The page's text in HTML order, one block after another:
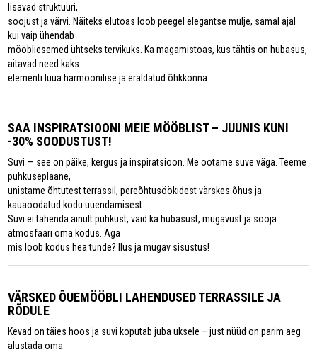
lisavad struktuuri,
soojust ja värvi. Näiteks elutoas loob peegel elegantse mulje, samal ajal
kui vaip ühendab
mööbliesemed ühtseks tervikuks. Ka magamistoas, kus tähtis on hubasus,
aitavad need kaks
elementi luua harmoonilise ja eraldatud õhkkonna.
SAA INSPIRATSIOONI MEIE MÖÖBLIST – JUUNIS KUNI
-30% SOODUSTUST!
Suvi — see on päike, kergus ja inspiratsioon. Me ootame suve väga. Teeme
puhkuseplaane,
unistame õhtutest terrassil, pereõhtusöökidest värskes õhus ja
kauaoodatud kodu uuendamisest.
Suvi ei tähenda ainult puhkust, vaid ka hubasust, mugavust ja sooja
atmosfääri oma kodus. Aga
mis loob kodus hea tunde? Ilus ja mugav sisustus!
VÄRSKED ÕUEMÖÖBLI LAHENDUSED TERRASSILE JA
RÕDULE
Kevad on täies hoos ja suvi koputab juba uksele – just nüüd on parim aeg
alustada oma